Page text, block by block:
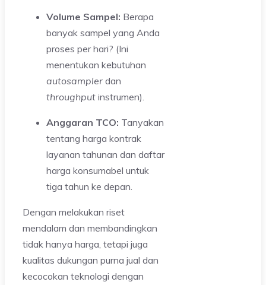
Volume Sampel: Berapa
banyak sampel yang Anda
proses per hari? (Ini
menentukan kebutuhan
autosampler dan
throughput instrumen).
Anggaran TCO: Tanyakan
tentang harga kontrak
layanan tahunan dan daftar
harga konsumabel untuk
tiga tahun ke depan.
Dengan melakukan riset
mendalam dan membandingkan
tidak hanya harga, tetapi juga
kualitas dukungan purna jual dan
kecocokan teknologi dengan